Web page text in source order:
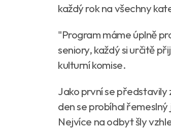
každý rok na všechny
"Program máme úplně
seniory, každý si určitě
kulturní komise.
Jako první se představily
den se probíhal
Nejvíce na odbyt šly